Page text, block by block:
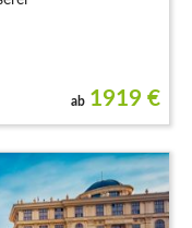
ab 1919 €